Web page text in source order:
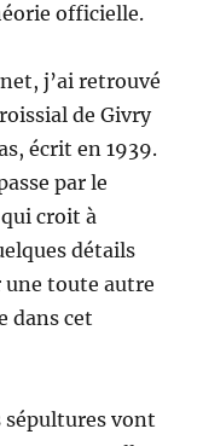
officielle.
j’ai retrouvé
de Givry
écrit en 1939.
par le
croit à
détails
toute autre
dans cet
sépultures vont